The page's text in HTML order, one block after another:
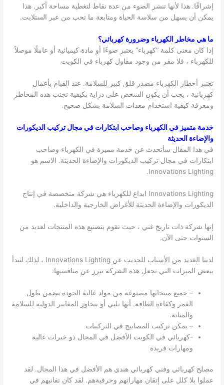
إشراقًا. هذا لأنها تنشر الضوء من عدة نقاط لتغطية مساحة أكبر. هذا
يمكن أن يسهل من سلاسة الحياة ومتابعة ما تحب من عبر الستلايت.
ما هي مخاطر الكهرباء وضرورة كهربائي؟
إذا كان معنى كلمة “كهرباء” يعتبر ضوءًا أو مادة كيميائية أو عاملًا موصلاً
للكهرباء ، فلا مفر من وجود مقاول كهرباء في الكويت
تعتبر أخطار الكهرباء مصدر قلق كبير للسلامة. عند القيام بأعمال
كهربائية ، يجب أن يكون الشخص على دراية بكيفية تجنب هذه المخاطر
ومعرفة كيفية استخدام معدات السلامة بشكل صحيح.
خدمة متميز في الكهرباء وصاحب ابتكارات في مجال تركيب الديكورات
والإضاءة الحديثة
في هذا المقال سأتحدث عن خدمة مميزة في الكهرباء وصاحب
ابتكارات في مجال تركيب الديكورات والإضاءة الحديثة. الاسم هو
Innovations Lighting.
Innovations Lighting ابداع للكهرباء هي شركة متخصصة في إنتاج
الديكورات والإضاءة الحديثة للأغراض الخارجية والداخلية.
إنها شركة ذات تاريخ غني ، حيث تقوم بتصنيع هذه المنتجات لعديد من
السنوات حتى الآن.
لدينا العديد من الأسباب للحديث عن Innovations Lighting ، لذلك لنبدأ
ببعض الميزات التي تجعل هذه الشركة تبرز عن منافسيها:
– جميع منتجاتها مصنوعة من مواد عالية الجودة تضمن طول
العمر وكفاءة الطاقة. أنها تلبي أو تتجاوز المعايير الدولية للسلامة
والمتانة.
– يمكن تركيب المصابيح في التركيبات
-كهربائي في الكويت الأفضل في المجال ذو خبرات عالية
ومهارات فريدة
مصلح كهربائي وفني كهربائي هندي هم الأفضل في هذا المجال. لقد
عملوا بلا كلل على إتقان مهاراتهم وحرفيةهم. لقد كان تفانيهم في